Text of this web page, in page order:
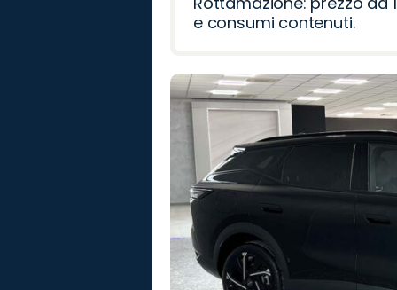
e consumi contenuti.